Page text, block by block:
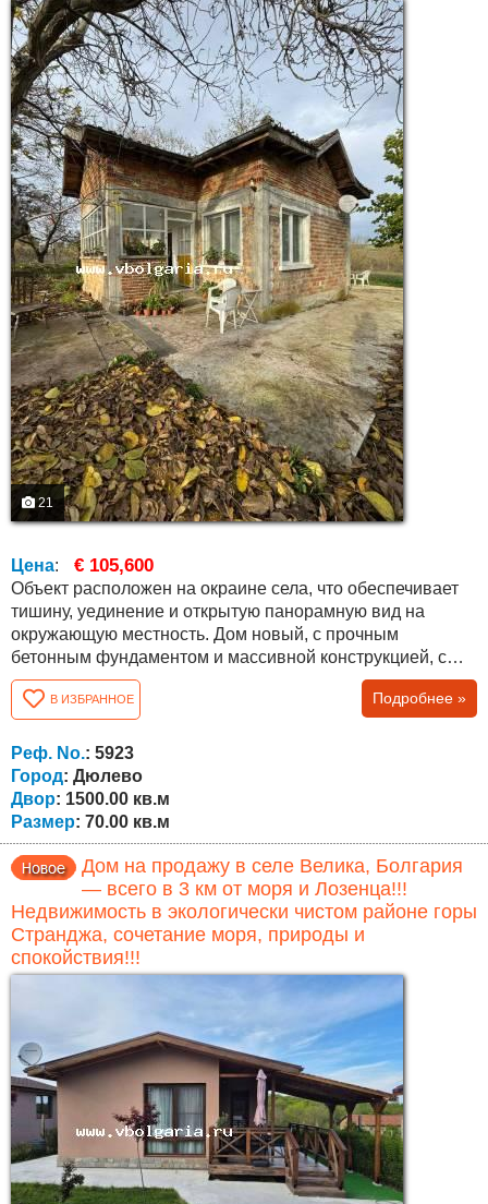
21
Цена: € 105,600
Объект расположен на окраине села, что обеспечивает
тишину, уединение и открытую панорамную вид на
окружающую местность. Дом новый, с прочным
бетонным фундаментом и массивной конструкцией, с
бетонным перекрытием. Застроенная площадь
составляет около 70 кв.м, при этом мансардный этаж
позволяет обустроить дополнительное жилое
пространство по желанию нового владельца. Первый
этаж завершён и готов к проживанию, включает...
В ИЗБРАННОЕ Подробнее »
Реф. No.: 5923
Город: Дюлево
Двор: 1500.00 кв.м
Размер: 70.00 кв.м
Дом на продажу в селе Велика, Болгария
— всего в 3 км от моря и Лозенца!!!
Недвижимость в экологически чистом районе горы
Странджа, сочетание моря, природы и
спокойствия!!!